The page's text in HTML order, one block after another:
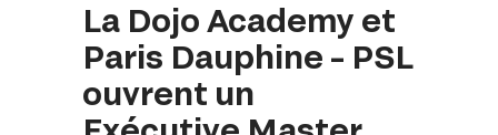
La Dojo Academy et
Paris Dauphine – PSL
ouvrent un